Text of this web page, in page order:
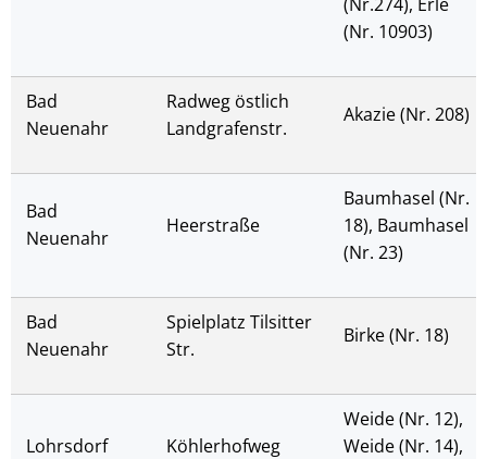
(Nr. 10903)
Bad
Neuenahr
Radweg östlich
Landgrafenstr.
Akazie (Nr. 208)
Bad
Neuenahr
Heerstraße
Baumhasel (Nr.
18), Baumhasel
(Nr. 23)
Bad
Neuenahr
Spielplatz Tilsitter
Str.
Birke (Nr. 18)
Lohrsdorf Köhlerhofweg
Weide (Nr. 12),
Weide (Nr. 14),